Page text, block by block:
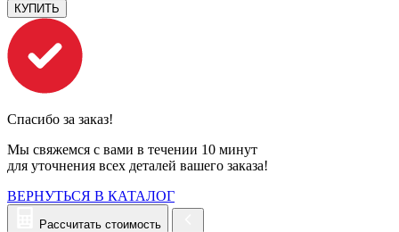
КУПИТЬ
Спасибо за заказ!
Мы свяжемся с вами в течении 10 минут
для уточнения всех деталей вашего заказа!
ВЕРНУТЬСЯ В КАТАЛОГ
Рассчитать стоимость